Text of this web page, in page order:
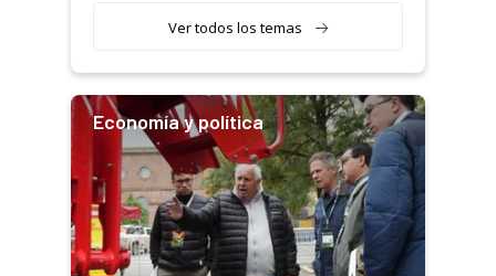
Ver todos los temas
Economía y política